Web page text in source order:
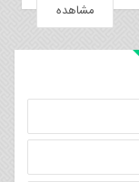
مشاهده